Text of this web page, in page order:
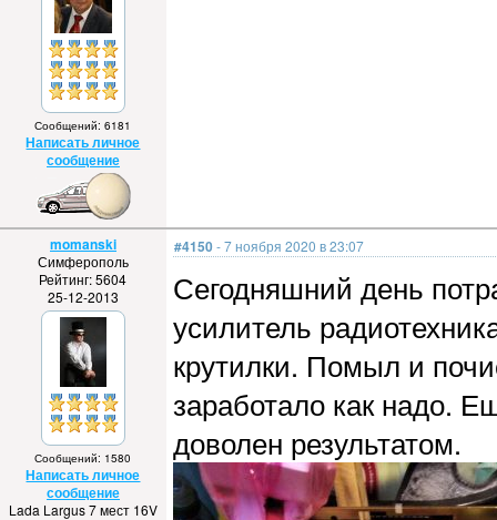
Сообщений: 6181
Написать личное
сообщение
momanski
Симферополь
Рейтинг: 5604
25-12-2013
Сообщений: 1580
Написать личное
сообщение
Lada Largus 7 мест 16V
#4150- 7 ноября 2020 в 23:07
Сегодняшний день
усилитель
крутилки. Помыл и
заработало как надо.
доволен результатом.